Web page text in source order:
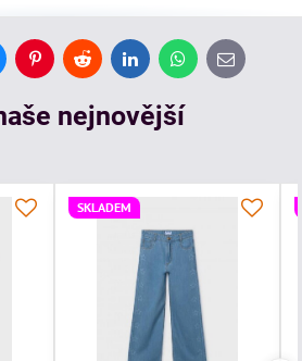
PinterestReddit LinkedInWhatsApp
E-
mail
nejnovější
SKLADEM